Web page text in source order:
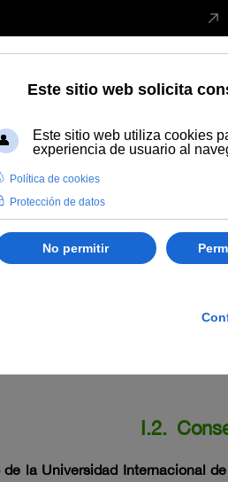
de Gobierno de la Universidad
I.2.
la Universidad Internacional